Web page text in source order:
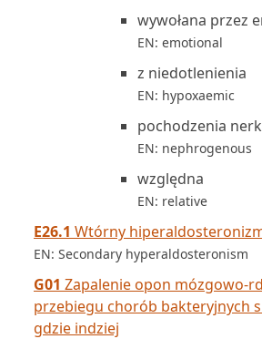
wywołana przez
EN: emotional
z niedotlenienia
EN: hypoxaemic
pochodzenia
EN: nephrogenous
względna
EN: relative
E26.1 Wtórny
EN: Secondary hyperaldosteronism
G01 Zapalenie opon mózgowo-
przebiegu chorób bakteryjnych
gdzie indziej